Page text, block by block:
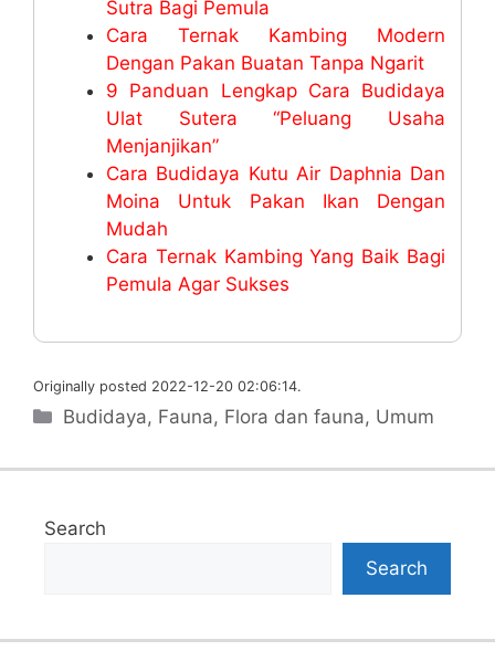
Sutra Bagi Pemula
Cara Ternak Kambing Modern
Dengan Pakan Buatan Tanpa Ngarit
9 Panduan Lengkap Cara Budidaya
Ulat Sutera “Peluang Usaha
Menjanjikan”
Cara Budidaya Kutu Air Daphnia Dan
Moina Untuk Pakan Ikan Dengan
Mudah
Cara Ternak Kambing Yang Baik Bagi
Pemula Agar Sukses
Originally posted 2022-12-20 02:06:14.
Categories
Budidaya, Fauna, Flora dan fauna, Umum
Search
Search